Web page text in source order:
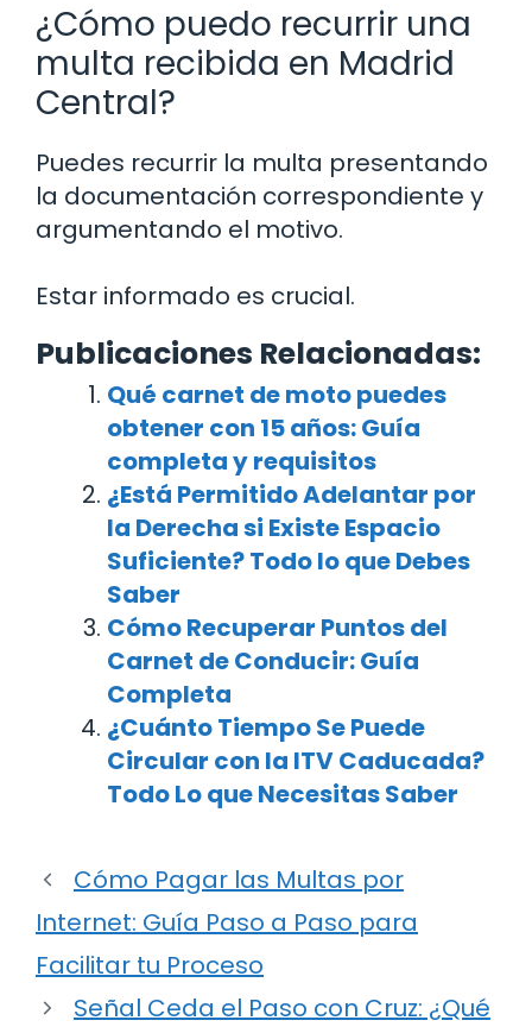
¿Cómo puedo recurrir una
multa recibida en Madrid
Central?
Puedes recurrir la multa presentando
la documentación correspondiente y
argumentando el motivo.
Estar informado es crucial.
Publicaciones Relacionadas:
Qué carnet de moto puedes
obtener con 15 años: Guía
completa y requisitos
¿Está Permitido Adelantar por
la Derecha si Existe Espacio
Suficiente? Todo lo que Debes
Saber
Cómo Recuperar Puntos del
Carnet de Conducir: Guía
Completa
¿Cuánto Tiempo Se Puede
Circular con la ITV Caducada?
Todo Lo que Necesitas Saber
Cómo Pagar las Multas por
Internet: Guía Paso a Paso para
Facilitar tu Proceso
Señal Ceda el Paso con Cruz: ¿Qué